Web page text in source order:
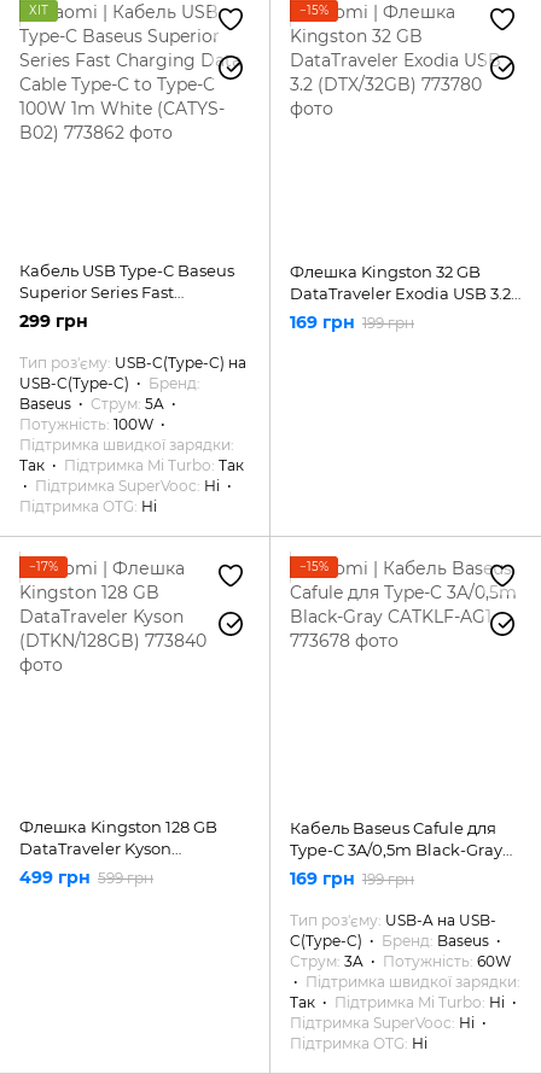
ХІТ
Кабель USB Type-C Baseus
Superior Series Fast
Charging Data Cable Type-C
to Type-C 100W 1m White
(CATYS-B02)
299 грн
Тип роз'єму USB-C(Type-C) на
USB-C(Type-C)
Бренд
Baseus
Струм 5A
Потужність 100W
Підтримка швидкої зарядки
Так
Підтримка Mi Turbo Так
Підтримка SuperVooc Ні
Підтримка OTG Ні
−15%
Флешка Kingston 32 GB
DataTraveler Exodia USB 3.2
(DTX/32GB)
169 грн 199 грн
−17%
Флешка Kingston 128 GB
DataTraveler Kyson
(DTKN/128GB)
499 грн 599 грн
−15%
Кабель Baseus Cafule для
Type-C 3A/0,5m Black-Gray
CATKLF-AG1
169 грн 199 грн
Тип роз'єму USB-A на USB-
C(Type-C)
Бренд Baseus
Струм 3A Потужність 60W
Підтримка швидкої зарядки
Так
Підтримка Mi Turbo Ні
Підтримка SuperVooc Ні
Підтримка OTG Ні